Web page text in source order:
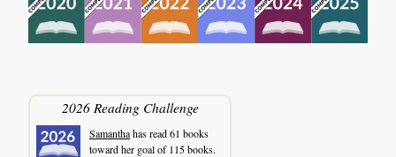
2026 Reading Challenge
Samanthahas read 61 books
toward her goal of 115 books.